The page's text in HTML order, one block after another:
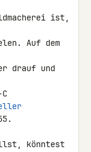
ist,
Auf dem
drauf und
könntest